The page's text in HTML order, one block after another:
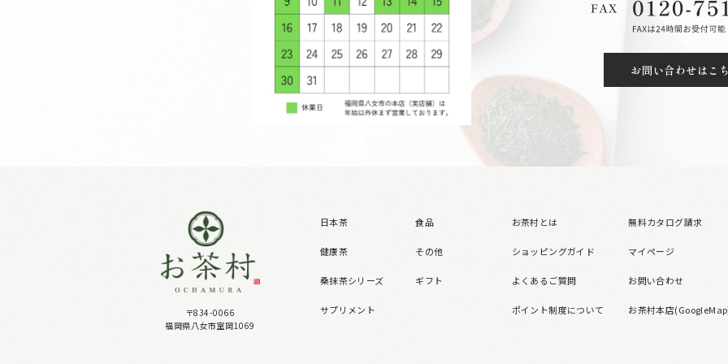
お問い合わせはこ
〒834-0066
福岡県八女市室岡1069
日本茶
健康茶
桑抹茶シリーズ
サプリメント
食品
その他
ギフト
お茶村とは
ショッピングガイド
よくあるご質問
ポイント制度について
無料カタログ請求
マイページ
お問い合わせ
お茶村本店